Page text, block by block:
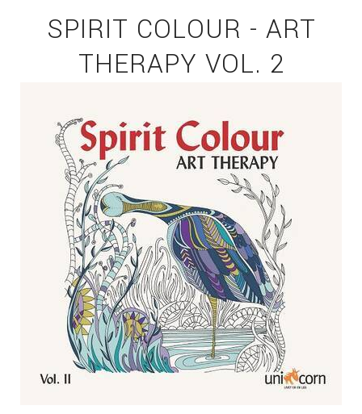
SPIRIT COLOUR - ART
THERAPY VOL. 2